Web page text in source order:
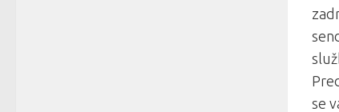
se